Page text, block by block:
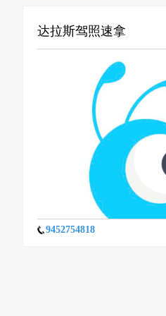
达拉斯驾照速拿
9452754818